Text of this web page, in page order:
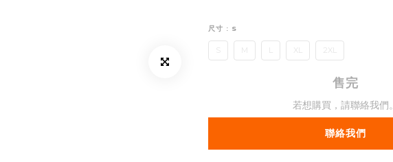
尺寸 : S
M XL 2XL
售完
若想購買，請聯絡我們。
聯絡我們